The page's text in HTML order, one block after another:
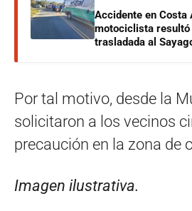
Accidente en Costa
motociclista resultó
trasladada al
Por tal motivo, desde la
solicitaron a los vecinos
precaución en la zona de
Imagen ilustrativa.